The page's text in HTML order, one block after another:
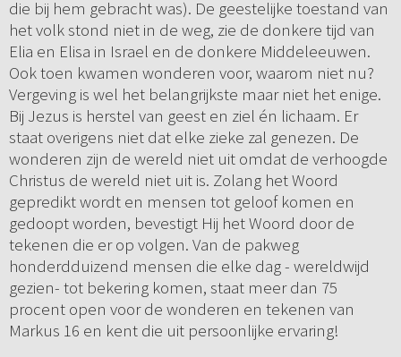
die bij hem gebracht was). De geestelijke toestand van
het volk stond niet in de weg, zie de donkere tijd van
Elia en Elisa in Israel en de donkere Middeleeuwen.
Ook toen kwamen wonderen voor, waarom niet nu?
Vergeving is wel het belangrijkste maar niet het enige.
Bij Jezus is herstel van geest en ziel én lichaam. Er
staat overigens niet dat elke zieke zal genezen. De
wonderen zijn de wereld niet uit omdat de verhoogde
Christus de wereld niet uit is. Zolang het Woord
gepredikt wordt en mensen tot geloof komen en
gedoopt worden, bevestigt Hij het Woord door de
tekenen die er op volgen. Van de pakweg
honderdduizend mensen die elke dag - wereldwijd
gezien- tot bekering komen, staat meer dan 75
procent open voor de wonderen en tekenen van
Markus 16 en kent die uit persoonlijke ervaring!